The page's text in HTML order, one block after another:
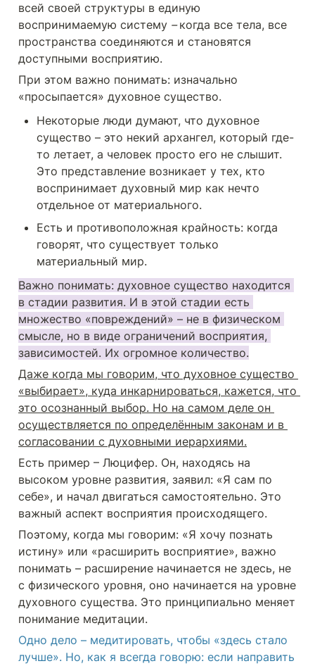
всей своей структуры в единую
воспринимаемую систему – когда все тела, все
пространства соединяются и становятся
доступными восприятию.
При этом важно понимать: изначально
«просыпается» духовное существо.
Некоторые люди думают, что духовное
существо – это некий архангел, который где-
то летает, а человек просто его не слышит.
Это представление возникает у тех, кто
воспринимает духовный мир как нечто
отдельное от материального.
Есть и противоположная крайность: когда
говорят, что существует только
материальный мир.
Важно понимать: духовное существо находится
в стадии развития. И в этой стадии есть
множество «повреждений» – не в физическом
смысле, но в виде ограничений восприятия,
зависимостей. Их огромное количество.
Даже когда мы говорим, что духовное существо
«выбирает», куда инкарнироваться, кажется, что
это осознанный выбор. Но на самом деле он
осуществляется по определённым законам и в
согласовании с духовными иерархиями.
Есть пример – Люцифер. Он, находясь на
высоком уровне развития, заявил: «Я сам по
себе», и начал двигаться самостоятельно. Это
важный аспект восприятия происходящего.
Поэтому, когда мы говорим: «Я хочу познать
истину» или «расширить восприятие», важно
понимать – расширение начинается не здесь, не
с физического уровня, оно начинается на уровне
духовного существа. Это принципиально меняет
понимание медитации.
Одно дело – медитировать, чтобы «здесь стало
лучше». Но, как я всегда говорю: если направить